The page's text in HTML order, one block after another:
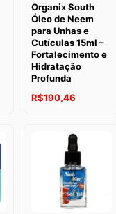
Organix South
Óleo de Neem
para Unhas e
Cutículas 15ml –
Fortalecimento e
Hidratação
Profunda
R$190,46